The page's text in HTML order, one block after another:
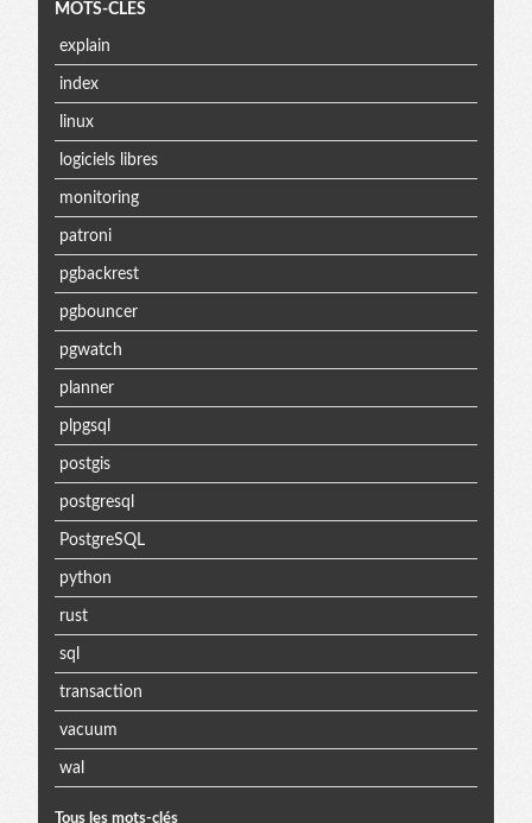
MOTS-CLÉS
explain
index
linux
logiciels libres
monitoring
patroni
pgbackrest
pgbouncer
pgwatch
planner
plpgsql
postgis
postgresql
PostgreSQL
python
rust
sql
transaction
vacuum
wal
Tous les mots-clés